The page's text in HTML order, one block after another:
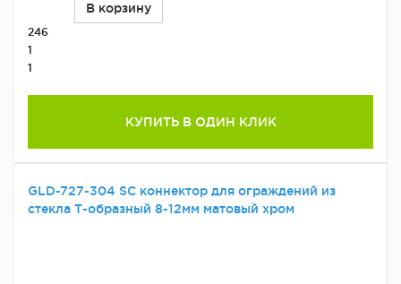
В корзину
246
1
1
КУПИТЬ В ОДИН КЛИК
GLD-727-304 SC коннектор для ограждений из
стекла Т-образный 8-12мм матовый хром